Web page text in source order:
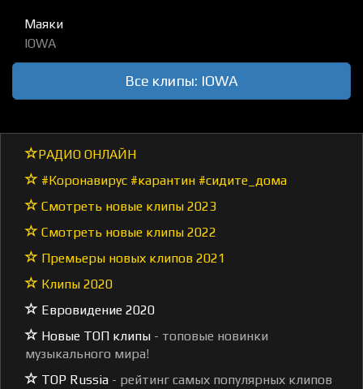
Маяки
IOWA
Все клипы: IOWA
РАДИО ОНЛАЙН
#Коронавирус #карантин #сидите_дома
Смотреть новые клипы 2023
Смотреть новые клипы 2022
Премьеры новых клипов 2021
Клипы 2020
Евровидение 2020
Новые ТОП клипы - топовые новинки
музыкального мира!
TOP Russia - рейтинг самых популярных клипов